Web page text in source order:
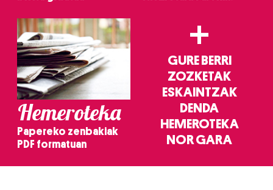
Hemeroteka
Papereko zenbakiak
PDF formatuan
+
GURE BERRI
ZOZKETAK
ESKAINTZAK
DENDA
HEMEROTEKA
NOR GARA